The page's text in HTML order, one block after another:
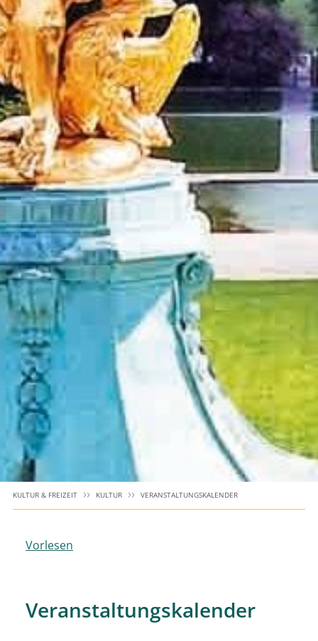
KULTUR & FREIZEIT KULTUR VERANSTALTUNGSKALENDER
Vorlesen
Veranstaltungskalender